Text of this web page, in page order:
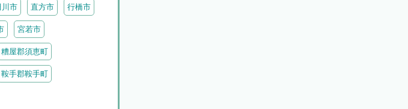
川市 直方市 行橋市
宮若市
糟屋郡須恵町
鞍手郡鞍手町